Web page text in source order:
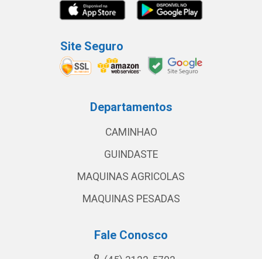
Site Seguro
Departamentos
CAMINHAO
GUINDASTE
MAQUINAS AGRICOLAS
MAQUINAS PESADAS
Fale Conosco